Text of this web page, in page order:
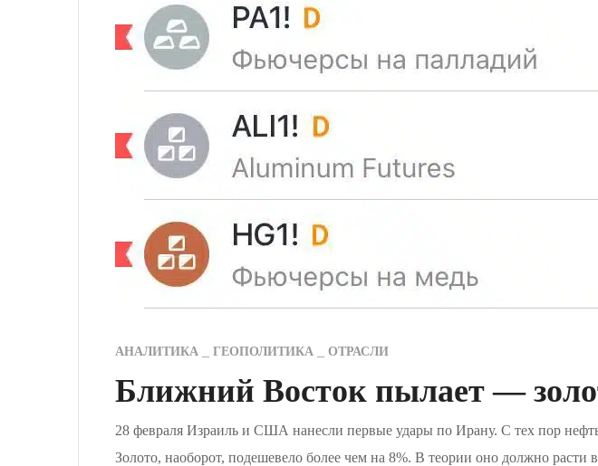
АНАЛИТИКА ГЕОПОЛИТИКА ОТРАСЛИ
Ближний Восток пылает —
28 февраля Израиль и США нанесли первые удары по Ирану. С тех пор
Золото, наоборот, подешевело более чем на 8%. В теории оно должно расти